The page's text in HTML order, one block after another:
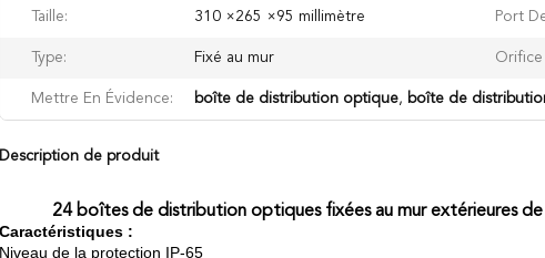
Taille: 310 ×265 ×95 millimètre Port
Type: Fixé au mur
Mettre En Évidence: boîte de distribution optique, boîte de
Description de produit
24 boîtes de distribution optiques fixées au mur extérieures
Caractéristiques :
Niveau de la protection IP-65